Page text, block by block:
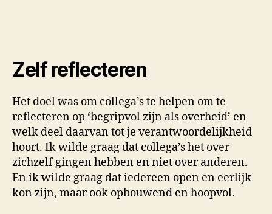
Zelf reflecteren
Het doel was om collega’s te helpen om te
reflecteren op ‘begripvol zijn als overheid’ en
welk deel daarvan tot je verantwoordelijkheid
hoort. Ik wilde graag dat collega’s het over
zichzelf gingen hebben en niet over anderen.
En ik wilde graag dat iedereen open en eerlijk
kon zijn, maar ook opbouwend en hoopvol.